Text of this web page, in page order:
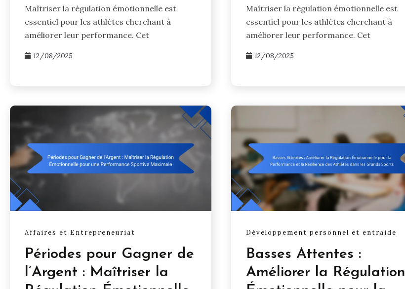
Maîtriser la régulation émotionnelle est
essentiel pour les athlètes cherchant à
améliorer leur performance. Cet
12/08/2025
Maîtriser la régulation émotionnelle est
essentiel pour les athlètes cherchant à
améliorer leur performance. Cet
12/08/2025
Affaires et Entrepreneuriat
Périodes pour Gagner de
l’Argent : Maîtriser la
Développement personnel et entraide
Basses Attentes :
Améliorer la Régulation